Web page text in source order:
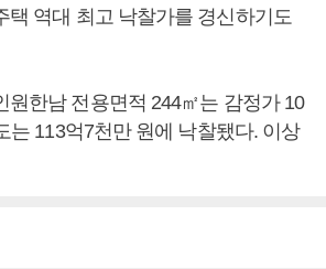
택 역대 최고 낙찰가를 경신하기도
원한남 전용면적 244㎡는 감정가 10
는 113억7천만 원에 낙찰됐다. 이상